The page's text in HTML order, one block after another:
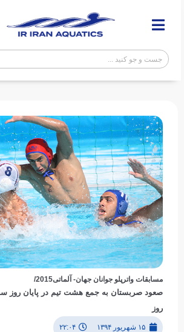
مسابقات واترپلو جوانان جهان- آلماتی2015/
صعود صربستان به جمع هشت تیم در پایان روز
روز
۱۵ شهریور ۱۳۹۴ ۲۲:۰۴